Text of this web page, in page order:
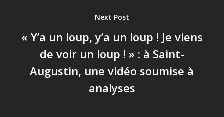
Next Post
« Y’a un loup, y’a un loup ! Je viens
de voir un loup ! » : à Saint-
Augustin, une vidéo soumise à
analyses